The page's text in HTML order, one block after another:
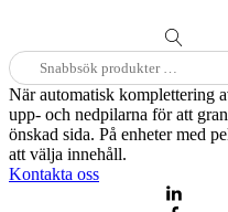
Sök
efter:
När automatisk komplettering
upp- och nedpilarna för att
önskad sida. På enheter med
att välja innehåll.
Kontakta oss